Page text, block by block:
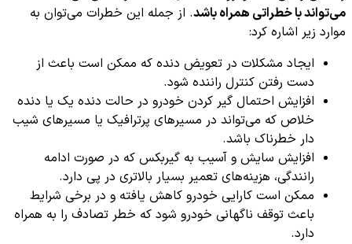
می‌تواند با خطراتی همراه باشد. از جمله این خطرات می‌توان به
موارد زیر اشاره کرد:
ایجاد مشکلات در تعویض دنده که ممکن است باعث از
دست رفتن کنترل راننده شود.
افزایش احتمال گیر کردن خودرو در حالت دنده یک یا دنده
خلاص که می‌تواند در مسیرهای پرترافیک یا مسیرهای شیب
دار خطرناک باشد.
افزایش سایش و آسیب به گیربکس که در صورت ادامه
رانندگی، هزینه‌های تعمیر بسیار بالاتری در پی دارد.
ممکن است کارایی خودرو کاهش یافته و در برخی شرایط
باعث توقف ناگهانی خودرو شود که خطر تصادف را به همراه
دارد.